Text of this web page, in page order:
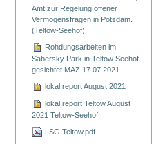
Amt zur Regelung offener
Vermögensfragen in Potsdam.
(Teltow-Seehof)
Rohdungsarbeiten im
Sabersky Park in Teltow Seehof
gesichtet MAZ 17.07.2021 .
lokal.report August 2021
lokal.report Teltow August
2021 Teltow-Seehof
LSG Teltow.pdf